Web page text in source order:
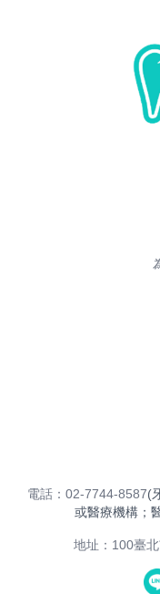
電話：02-7744-8587(
或醫療機構；
地址：100臺